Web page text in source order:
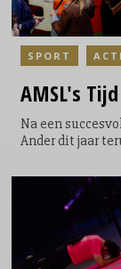
AMSL's
Na een
Ander dit jaar
een extra ronde
symbolische,
voor zichzelf,
lopen kunnen
aan een goed
Stadion loopt,
SPORT